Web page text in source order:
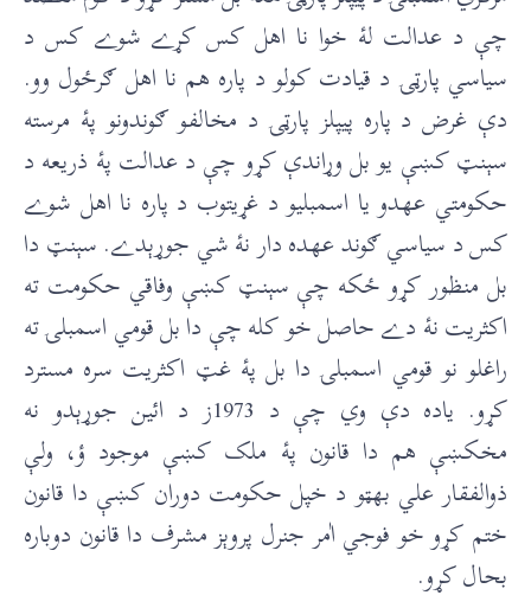
چې د عدالت لۀ خوا نا اهل کس کړے شوے کس د
سياسي پارټۍ د قيادت کولو د پاره هم نا اهل ګرځول وو.
دې غرض د پاره پيپلز پارټۍ د مخالفو ګوندونو پۀ مرسته
سېنټ کښې يو بل وړاندې کړو چې د عدالت پۀ ذريعه د
حکومتي عهدو يا اسمبلیو د غړيتوب د پاره نا اهل شوے
کس د سياسي ګوند عهده دار نۀ شي جوړېدے. سېنټ دا
بل منظور کړو ځکه چې سېنټ کښې وفاقي حکومت ته
اکثريت نۀ دے حاصل خو کله چې دا بل قومي اسمبلۍ ته
راغلو نو قومي اسمبلۍ دا بل پۀ غټ اکثريت سره مسترد
کړو. ياده دې وي چې د 1973ز د ائين جوړېدو نه
مخکښې هم دا قانون پۀ ملک کښې موجود ؤ، ولې
ذوالفقار علي بهټو د خپل حکومت دوران کښې دا قانون
ختم کړو خو فوجي اٰمر جنرل پروېز مشرف دا قانون دوباره
بحال کړو.